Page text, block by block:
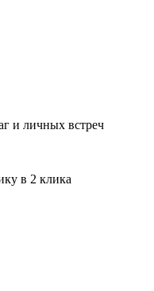
и личных встреч
в 2 клика